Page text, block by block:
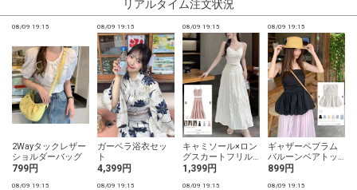
リアルタイム注文状況
08/09 19:15
2Wayタックレザー
ショルダーバッグ
799円
08/09 19:15
ガーベラ浴衣セッ
ト
4,399円
08/09 19:15
キャミソール×ロン
グスカートフリル
セットアップ
1,399円
08/09 19:15
ギャザーペプラム
バルーンベアトッ
プス
899円
08/09 19:15 08/09 19:15 08/09 19:15 08/09 19:15